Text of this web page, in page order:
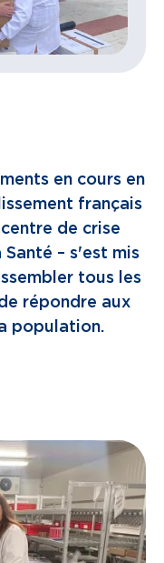
en cours en
français
de crise
– s'est mis
tous les
répondre aux
population.